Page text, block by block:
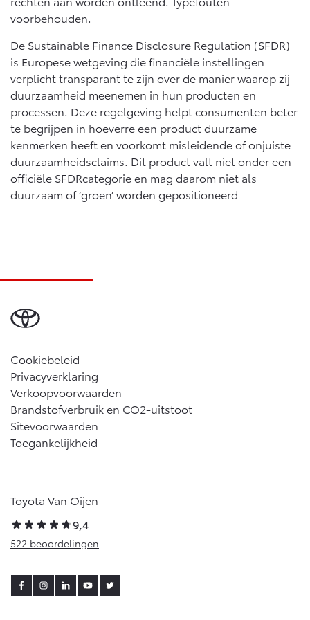
voorbehouden.
De Sustainable Finance Disclosure Regulation (SFDR)
is Europese wetgeving die financiële instellingen
verplicht transparant te zijn over de manier waarop zij
duurzaamheid meenemen in hun producten en
processen. Deze regelgeving helpt consumenten beter
te begrijpen in hoeverre een product duurzame
kenmerken heeft en voorkomt misleidende of onjuiste
duurzaamheidsclaims. Dit product valt niet onder een
officiële SFDRcategorie en mag daarom niet als
duurzaam of ‘groen’ worden gepositioneerd
Cookiebeleid
Privacyverklaring
Verkoopvoorwaarden
Brandstofverbruik en CO2-uitstoot
Sitevoorwaarden
Toegankelijkheid
Toyota Van Oijen
9,4
522 beoordelingen